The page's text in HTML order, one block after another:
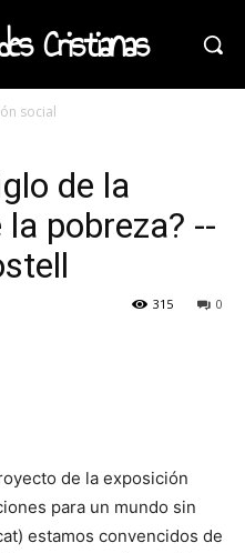
Cristianas
social
de la
pobreza? --
0
315
de la exposición
para un mundo sin
estamos convencidos de